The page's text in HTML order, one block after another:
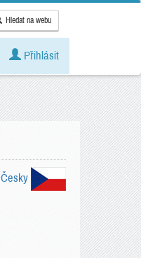
Hledat na webu
Přihlásit
Česky